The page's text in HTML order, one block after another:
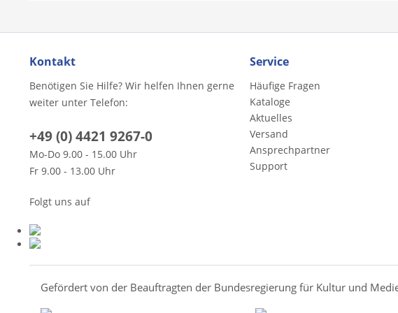
Kontakt
Benötigen Sie Hilfe? Wir helfen Ihnen gerne
weiter unter Telefon:
+49 (0) 4421 9267-0
Mo-Do 9.00 - 15.00 Uhr
Fr 9.00 - 13.00 Uhr
Folgt uns auf
Service
Häufige Fragen
Kataloge
Aktuelles
Versand
Ansprechpartner
Support
Gefördert von der Beauftragten der Bundesregierung für Kultur und